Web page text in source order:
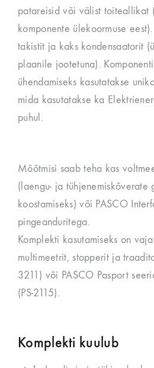
patareisid või välist toiteallikat
komponente ülekoormuse
takistit ja kaks kondensaatorit
plaanile jootetuna).
ühendamiseks kasutatakse
mida kasutatakse ka
puhul.
Mõõtmisi saab teha kas
(laengu- ja tühjenemiskõverate
koostamiseks) või PASCO
pingeanduritega.
Komplekti kasutamiseks on
multimeetrit, stopperit ja
3211) või PASCO Pasport
(PS-2115).
Komplekti kuulub